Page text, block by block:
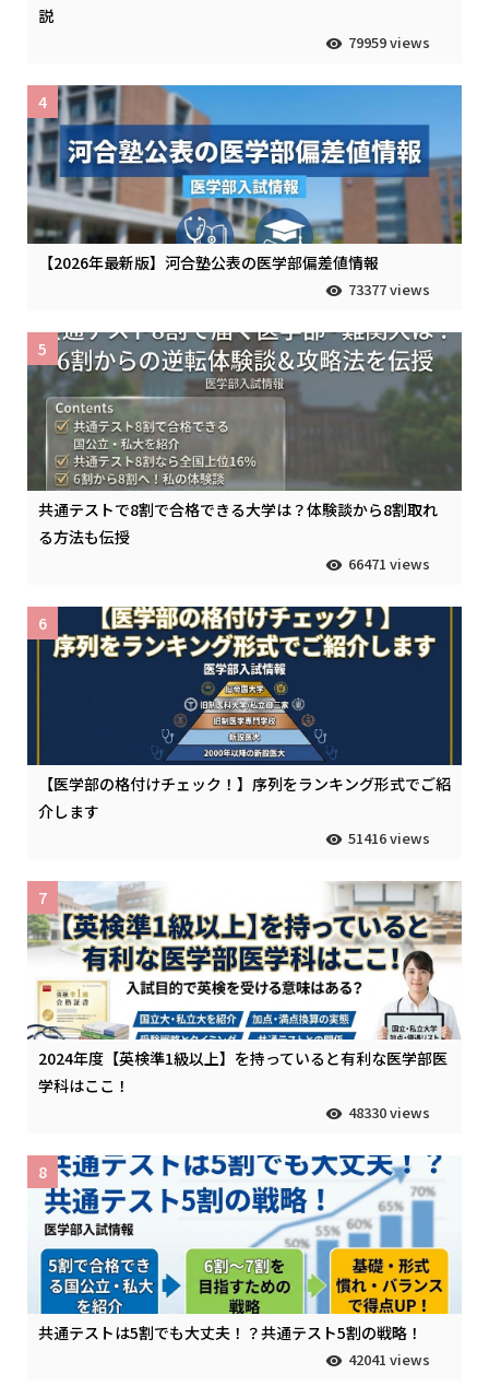
説
79959 views
【2026年最新版】河合塾公表の医学部偏差値情報
73377 views
4
共通テストで8割で合格できる大学は？体験談から8割取れ
る方法も伝授
66471 views
5
【医学部の格付けチェック！】序列をランキング形式でご紹
介します
51416 views
6
2024年度【英検準1級以上】を持っていると有利な医学部医
学科はここ！
48330 views
7
共通テストは5割でも大丈夫！？共通テスト5割の戦略！
42041 views
8